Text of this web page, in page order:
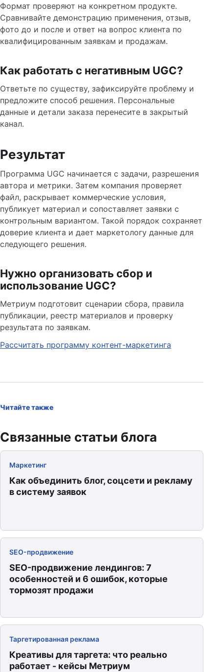
Формат проверяют на конкретном продукте.
Сравнивайте демонстрацию применения, отзыв,
фото до и после и ответ на вопрос клиента по
квалифицированным заявкам и продажам.
Как работать с негативным UGC?
Ответьте по существу, зафиксируйте проблему и
предложите способ решения. Персональные
данные и детали заказа перенесите в закрытый
канал.
Результат
Программа UGC начинается с задачи, разрешения
автора и метрики. Затем компания проверяет
файл, раскрывает коммерческие условия,
публикует материал и сопоставляет заявки с
контрольным вариантом. Такой порядок сохраняет
доверие клиента и дает маркетологу данные для
следующего решения.
Нужно организовать сбор и
использование UGC?
Метриум подготовит сценарии сбора, правила
публикации, реестр материалов и проверку
результата по заявкам.
Рассчитать программу контент-маркетинга
Читайте также
Связанные статьи блога
Маркетинг
Как объединить блог, соцсети и рекламу
в систему заявок
SEO-продвижение
SEO-продвижение лендингов: 7
особенностей и 6 ошибок, которые
тормозят продажи
Таргетированная реклама
Креативы для таргета: что реально
работает - кейсы Метриум